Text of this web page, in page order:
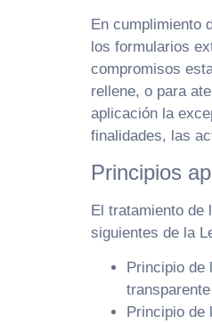
En cumplimiento
los formularios
compromisos
rellene, o para
aplicación la
finalidades, las
Principios
El tratamiento de
siguientes de la
Principio de
Principio de